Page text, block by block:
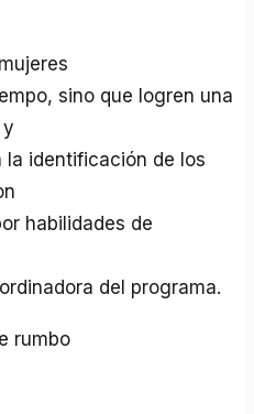
sino que logren una
la identificación de los
habilidades de
del programa.
de rumbo